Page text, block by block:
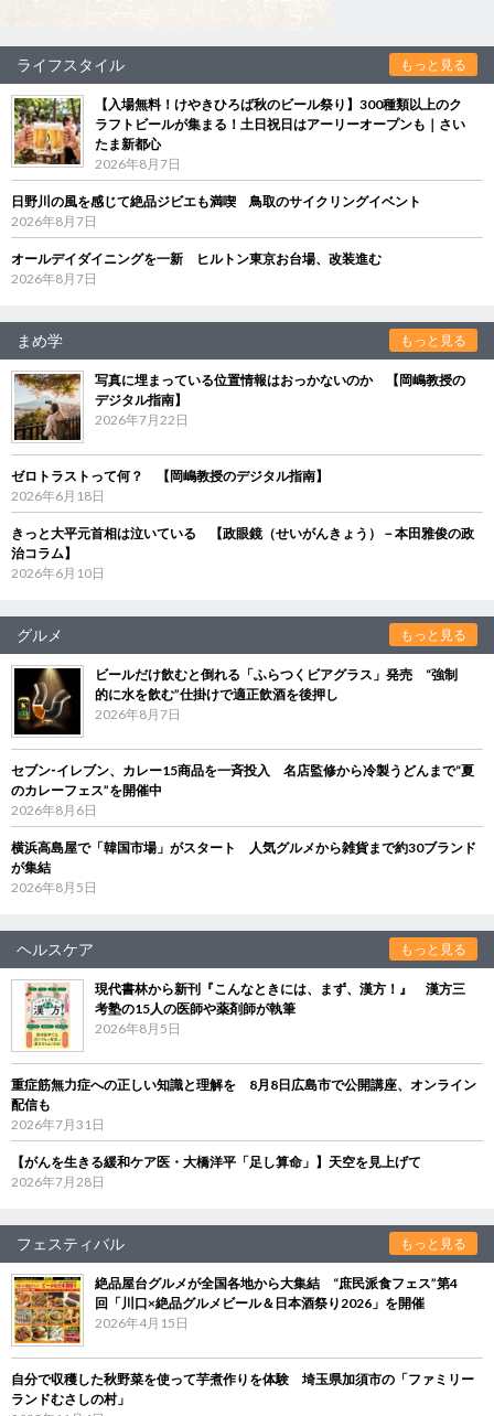
ライフスタイル もっと見る
【入場無料！けやきひろば秋のビール祭り】300種類以上のク
ラフトビールが集まる！土日祝日はアーリーオープンも｜さい
たま新都心
2026年8月7日
日野川の風を感じて絶品ジビエも満喫 鳥取のサイクリングイベント
2026年8月7日
オールデイダイニングを一新 ヒルトン東京お台場、改装進む
2026年8月7日
まめ学 もっと見る
写真に埋まっている位置情報はおっかないのか 【岡嶋教授の
デジタル指南】
2026年7月22日
ゼロトラストって何？ 【岡嶋教授のデジタル指南】
2026年6月18日
きっと大平元首相は泣いている 【政眼鏡（せいがんきょう）－本田雅俊の政
治コラム】
2026年6月10日
グルメ もっと見る
ビールだけ飲むと倒れる「ふらつくビアグラス」発売 “強制
的に水を飲む”仕掛けで適正飲酒を後押し
2026年8月7日
セブン‐イレブン、カレー15商品を一斉投入 名店監修から冷製うどんまで“夏
のカレーフェス”を開催中
2026年8月6日
横浜高島屋で「韓国市場」がスタート 人気グルメから雑貨まで約30ブランド
が集結
2026年8月5日
ヘルスケア もっと見る
現代書林から新刊『こんなときには、まず、漢方！』 漢方三
考塾の15人の医師や薬剤師が執筆
2026年8月5日
重症筋無力症への正しい知識と理解を 8月8日広島市で公開講座、オンライン
配信も
2026年7月31日
【がんを生きる緩和ケア医・大橋洋平「足し算命」】天空を見上げて
2026年7月28日
フェスティバル もっと見る
絶品屋台グルメが全国各地から大集結 “庶民派食フェス”第4
回「川口×絶品グルメビール＆日本酒祭り2026」を開催
2026年4月15日
自分で収穫した秋野菜を使って芋煮作りを体験 埼玉県加須市の「ファミリー
ランドむさしの村」